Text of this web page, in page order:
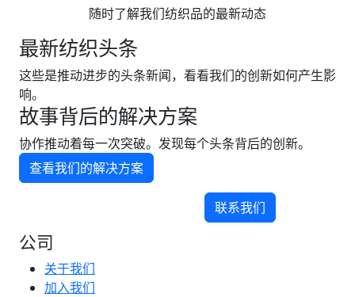
随时了解我们纺织品的最新动态
最新纺织头条
这些是推动进步的头条新闻，看看我们的创新如何产生影
响。
故事背后的解决方案
协作推动着每一次突破。发现每个头条背后的创新。
查看我们的解决方案
联系我们
公司
关于我们
加入我们